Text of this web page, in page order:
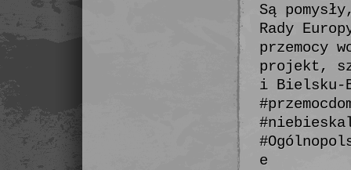
Są
Rady
przemocy
projekt,
i Bielsku-
e